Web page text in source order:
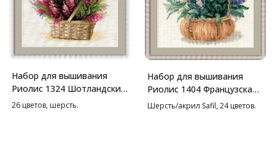
Набор для вышивания
Риолис 1324 Шотландский
вереск, 25*25 см
26 цветов, шерсть.
Набор для вышивания
Риолис 1404 Французская
лаванда, 25*25 см
Шерсть/акрил Safil, 24 цветов.